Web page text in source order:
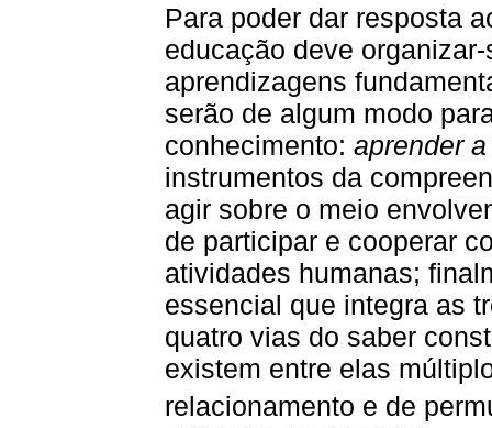
Para poder dar resposta
educação deve
aprendizagens
serão de algum modo
conhecimento: aprender
instrumentos da
agir sobre o meio
de participar e cooperar
atividades humanas;
essencial que integra as
quatro vias do saber
existem entre elas
relacionamento e de